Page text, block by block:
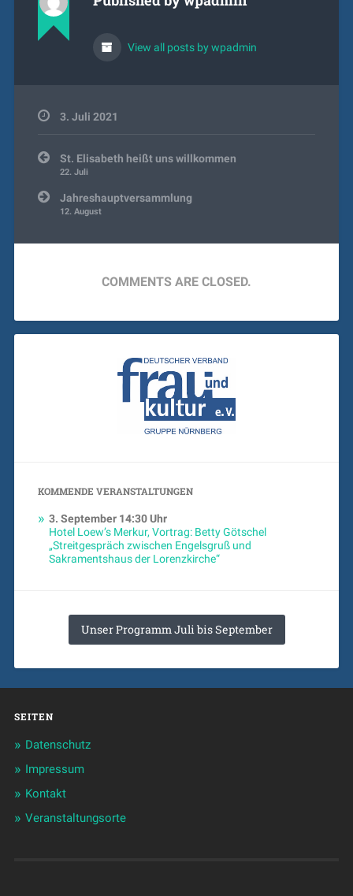
View all posts by wpadmin
3. Juli 2021
Beitragsnavigation
St. Elisabeth heißt uns willkommen
22. Juli
Jahreshauptversammlung
12. August
COMMENTS ARE CLOSED.
KOMMENDE VERANSTALTUNGEN
3. September14:30 Uhr
Hotel Loew’s Merkur, Vortrag: Betty Götschel
„Streitgespräch zwischen Engelsgruß und
Sakramentshaus der Lorenzkirche“
Unser Programm Juli bis September
SEITEN
Datenschutz
Impressum
Kontakt
Veranstaltungsorte